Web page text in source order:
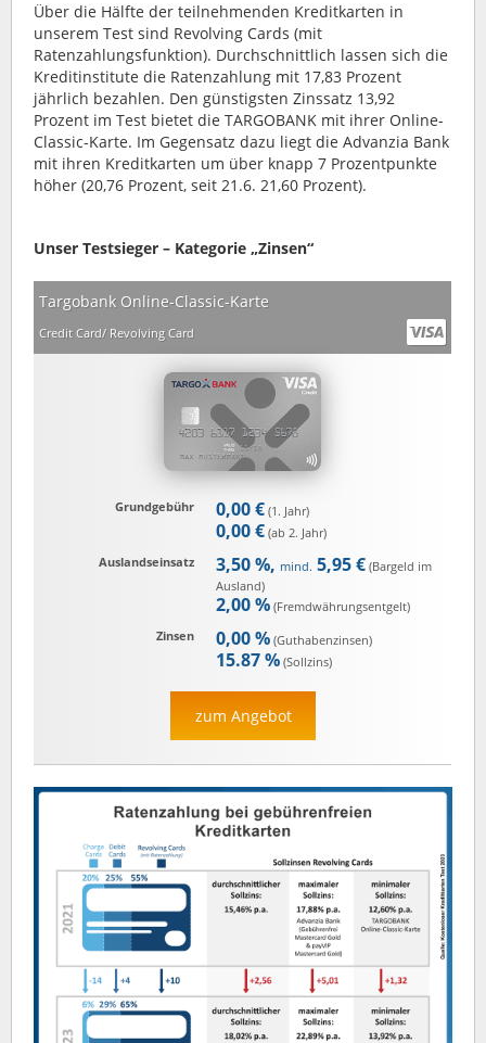
Über die Hälfte der teilnehmenden Kreditkarten in
unserem Test sind Revolving Cards (mit
Ratenzahlungsfunktion). Durchschnittlich lassen sich die
Kreditinstitute die Ratenzahlung mit 17,83 Prozent
jährlich bezahlen. Den günstigsten Zinssatz 13,92
Prozent im Test bietet die TARGOBANK mit ihrer Online-
Classic-Karte. Im Gegensatz dazu liegt die Advanzia Bank
mit ihren Kreditkarten um über knapp 7 Prozentpunkte
höher (20,76 Prozent, seit 21.6. 21,60 Prozent).
Unser Testsieger – Kategorie „Zinsen“
Targobank Online-Classic-Karte
Credit Card/ Revolving Card
Grundgebühr 0,00 € (1. Jahr)
0,00 € (ab 2. Jahr)
Auslandseinsatz
3,50 %, mind. 5,95 € (Bargeld im
Ausland)
2,00 % (Fremd­währungs­entgelt)
Zinsen
0,00 % (Guthaben­zinsen)
15.87 % (Sollzins)
zum Angebot